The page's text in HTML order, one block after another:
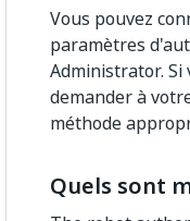
Vous pouvez
paramètres
Administrator.
demander à
méthode
Quels sont